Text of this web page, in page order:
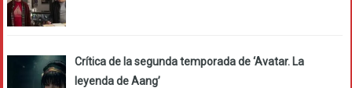
Crítica de la segunda temporada de ‘Avatar. La
leyenda de Aang’